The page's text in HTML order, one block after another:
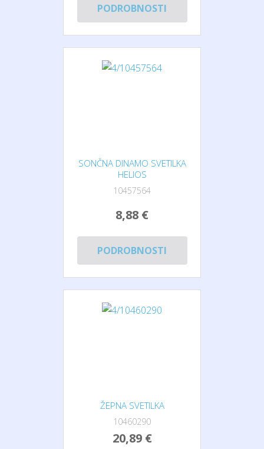
PODROBNOSTI
SONČNA DINAMO SVETILKA
HELIOS
10457564
8,88 €
PODROBNOSTI
ŽEPNA SVETILKA
10460290
20,89 €